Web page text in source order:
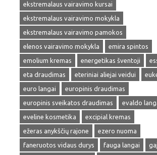
ekstremalaus vairavimo kursai
ekstremalaus vairavimo mokykla
ekstremalaus vairavimo pamokos
elenos vairavimo mokykla
emira spintos
emolium kremas
energetikas šventoji
eta draudimas
eteriniai aliejai veidui
euro langai
europinis draudimas
europinis sveikatos draudimas
evaldo
eveline kosmetika
excipial kremas
ežeras anykščių rajone
ezero nuoma
faneruotos vidaus durys
fauga langai